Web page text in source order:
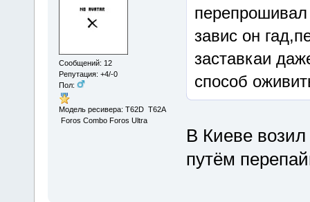
Сообщений: 12
Репутация: +4/-0
Пол:
Модель ресивера: T62D T62A
Foros Combo Foros Ultra
завис он
заставкаи
способ
В Киеве
путём